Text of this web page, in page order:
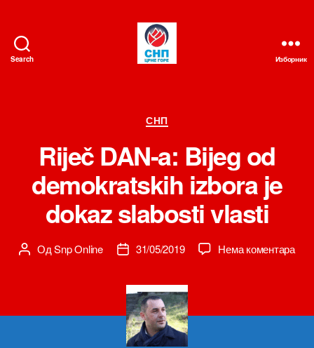
Search Изборник
Категорије
СНП
Riječ DAN-a: Bijeg od
demokratskih izbora je
dokaz slabosti vlasti
Аутор
ОдSnp Online
Датум31/05/2019 Нема коментарана